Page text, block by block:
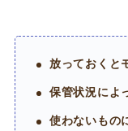
放っておくと
保管状況によ
使わないもの